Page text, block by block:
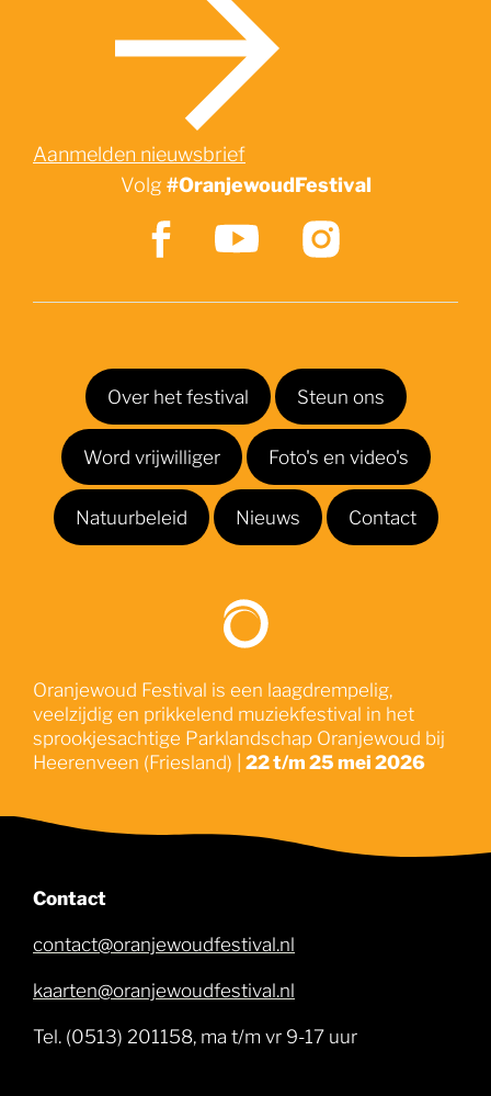
Aanmelden nieuwsbrief
Volg #OranjewoudFestival
Over het festival Steun ons
Word vrijwilliger Foto's en video's
Natuurbeleid Nieuws Contact
Oranjewoud Festival is een laagdrempelig,
veelzijdig en prikkelend muziekfestival in het
sprookjesachtige Parklandschap Oranjewoud bij
Heerenveen (Friesland) | 22 t/m 25 mei 2026
Contact
contact@oranjewoudfestival.nl
kaarten@oranjewoudfestival.nl
Tel. (0513) 201158, ma t/m vr 9-17 uur